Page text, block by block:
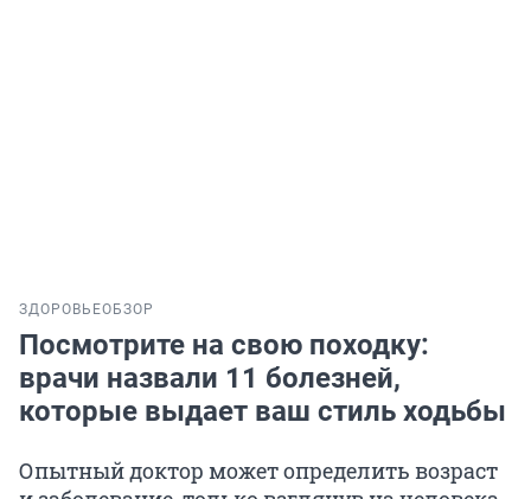
ЗДОРОВЬЕОБЗОР
Посмотрите на свою походку:
врачи назвали 11 болезней,
которые выдает ваш стиль ходьбы
Опытный доктор может определить возраст